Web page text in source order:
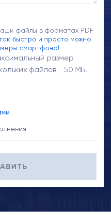
файлы в форматах PDF
быстро и просто можно
смартфона!
размер
файлов - 50 МБ.